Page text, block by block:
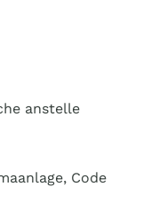
anstelle
Code